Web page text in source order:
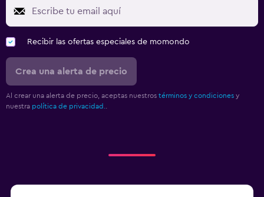
Recibir las ofertas especiales de momondo
Crea una alerta de precio
Al crear una alerta de precio, aceptas nuestros términos y condiciones y
nuestra política de privacidad.